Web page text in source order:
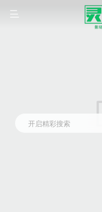
开启精彩搜索